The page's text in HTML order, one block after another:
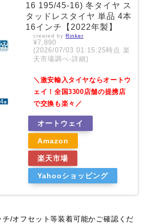
16 195/45-16) 冬タイヤ ス
タッドレスタイヤ 単品 4本
16インチ【2022年製】
created by Rinker
¥7,890
(2026/07/03 01:15:25時点 楽
天市場調べ-詳細)
＼激安輸入タイヤならオートウ
ェイ！全国3300店舗の提携店
で交換も楽々／
オートウェイ
Amazon
楽天市場
Yahooショッピング
/オフセット等装着可能かご確認くだ